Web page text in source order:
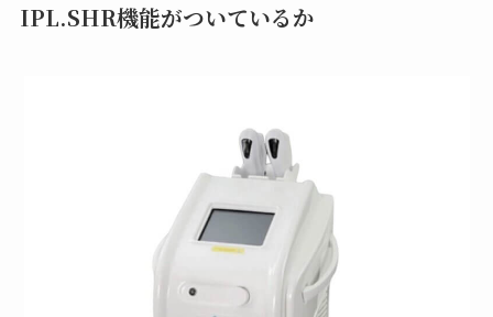
IPL.SHR機能がついているか